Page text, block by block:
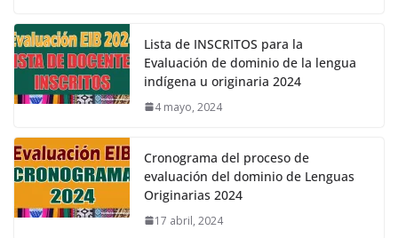
Lista de INSCRITOS para la
Evaluación de dominio de la lengua
indígena u originaria 2024
4 mayo, 2024
Cronograma del proceso de
evaluación del dominio de Lenguas
Originarias 2024
17 abril, 2024